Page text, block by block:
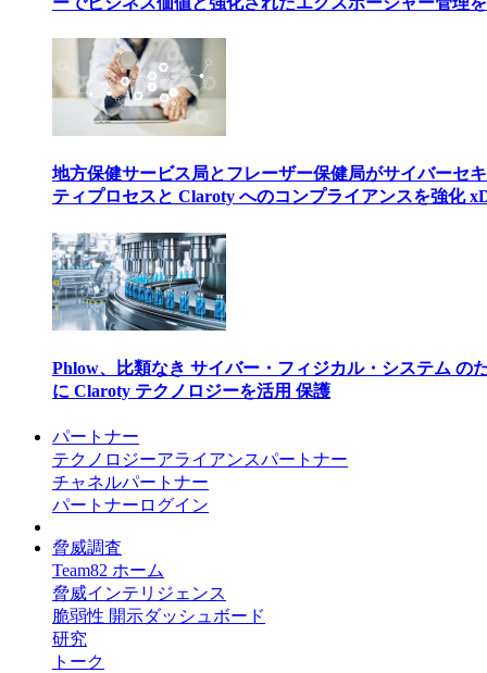
地方保健サービス局とフレーザー保健局がサイバーセ
ティプロセスと Claroty へのコンプライアンスを強化
Phlow、比類なき サイバー・フィジカル・システム の
に Claroty テクノロジーを活用 保護
パートナー
テクノロジーアライアンスパートナー
チャネルパートナー
パートナーログイン
脅威調査
Team82 ホーム
脅威インテリジェンス
脆弱性 開示ダッシュボード
研究
トーク